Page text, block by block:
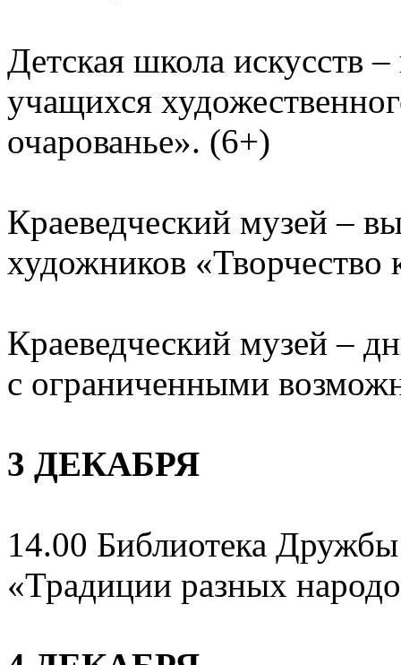
Детская школа искусств
учащихся
очарованье». (6+)
Краеведческий музей –
художников «Творчество
Краеведческий музей –
с ограниченными
3 ДЕКАБРЯ
14.00 Библиотека
«Традиции разных